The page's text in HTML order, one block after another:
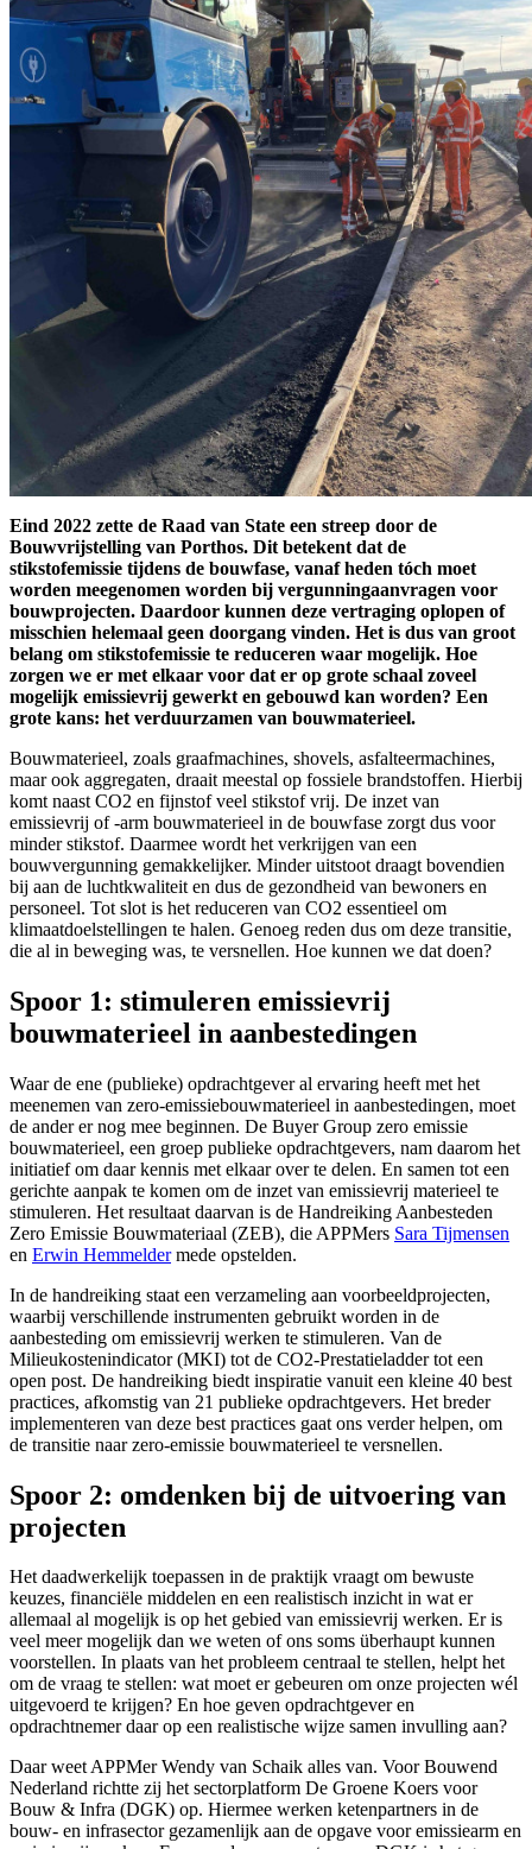
Eind 2022 zette de Raad van State een streep door de
Bouwvrijstelling van Porthos. Dit betekent dat de
stikstofemissie tijdens de bouwfase, vanaf heden tóch moet
worden meegenomen worden bij vergunningaanvragen voor
bouwprojecten. Daardoor kunnen deze vertraging oplopen of
misschien helemaal geen doorgang vinden. Het is dus van groot
belang om stikstofemissie te reduceren waar mogelijk. Hoe
zorgen we er met elkaar voor dat er op grote schaal zoveel
mogelijk emissievrij gewerkt en gebouwd kan worden? Een
grote kans: het verduurzamen van bouwmaterieel.
Bouwmaterieel, zoals graafmachines, shovels, asfalteermachines,
maar ook aggregaten, draait meestal op fossiele brandstoffen. Hierbij
komt naast CO2 en fijnstof veel stikstof vrij. De inzet van
emissievrij of -arm bouwmaterieel in de bouwfase zorgt dus voor
minder stikstof. Daarmee wordt het verkrijgen van een
bouwvergunning gemakkelijker. Minder uitstoot draagt bovendien
bij aan de luchtkwaliteit en dus de gezondheid van bewoners en
personeel. Tot slot is het reduceren van CO2 essentieel om
klimaatdoelstellingen te halen. Genoeg reden dus om deze transitie,
die al in beweging was, te versnellen. Hoe kunnen we dat doen?
Spoor 1: stimuleren emissievrij
bouwmaterieel in aanbestedingen
Waar de ene (publieke) opdrachtgever al ervaring heeft met het
meenemen van zero-emissiebouwmaterieel in aanbestedingen, moet
de ander er nog mee beginnen. De Buyer Group zero emissie
bouwmaterieel, een groep publieke opdrachtgevers, nam daarom het
initiatief om daar kennis met elkaar over te delen. En samen tot een
gerichte aanpak te komen om de inzet van emissievrij materieel te
stimuleren. Het resultaat daarvan is de Handreiking Aanbesteden
Zero Emissie Bouwmateriaal (ZEB), die APPMers Sara Tijmensen
en Erwin Hemmeldermede opstelden.
In de handreiking staat een verzameling aan voorbeeldprojecten,
waarbij verschillende instrumenten gebruikt worden in de
aanbesteding om emissievrij werken te stimuleren. Van de
Milieukostenindicator (MKI) tot de CO2-Prestatieladder tot een
open post. De handreiking biedt inspiratie vanuit een kleine 40 best
practices, afkomstig van 21 publieke opdrachtgevers. Het breder
implementeren van deze best practices gaat ons verder helpen, om
de transitie naar zero-emissie bouwmaterieel te versnellen.
Spoor 2: omdenken bij de uitvoering van
projecten
Het daadwerkelijk toepassen in de praktijk vraagt om bewuste
keuzes, financiële middelen en een realistisch inzicht in wat er
allemaal al mogelijk is op het gebied van emissievrij werken. Er is
veel meer mogelijk dan we weten of ons soms überhaupt kunnen
voorstellen. In plaats van het probleem centraal te stellen, helpt het
om de vraag te stellen: wat moet er gebeuren om onze projecten wél
uitgevoerd te krijgen? En hoe geven opdrachtgever en
opdrachtnemer daar op een realistische wijze samen invulling aan?
Daar weet APPMer Wendy van Schaik alles van. Voor Bouwend
Nederland richtte zij het sectorplatform De Groene Koers voor
Bouw & Infra (DGK) op. Hiermee werken ketenpartners in de
bouw- en infrasector gezamenlijk aan de opgave voor emissiearm en